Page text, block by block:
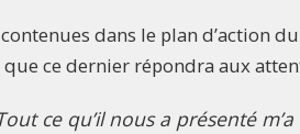
dans le plan d’action
que ce dernier répondra aux
ce qu’il nous a présenté